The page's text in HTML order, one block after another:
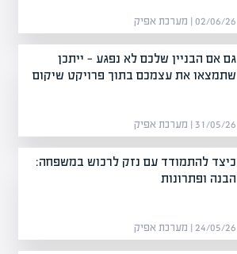
02/06/26 | מערכת אפיק
גם אם הבניין שלכם לא נפגע — ייתכן
שתמצאו את עצמכם בתוך פרויקט שיקום
31/05/26 | מערכת אפיק
כיצד להתמודד עם נזק לרכוש במשפחה:
הבנה ופתרונות
24/05/26 | מערכת אפיק